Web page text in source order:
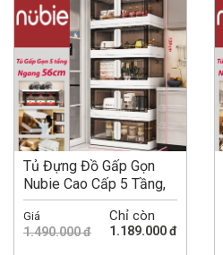
Tủ Đựng Đồ Gấp Gọn
Nubie Cao Cấp 5 Tầng,
Cửa Nam Châm, Kèm
Bánh...
Giá
1.490.000 đ
Chỉ còn
1.189.000 đ